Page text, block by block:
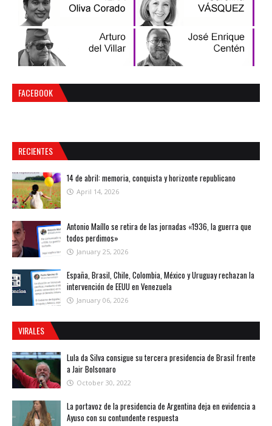
FACEBOOK
RECIENTES
14 de abril: memoria, conquista y horizonte republicano
April 14, 2026
Antonio Maíllo se retira de las jornadas «1936, la guerra que
todos perdimos»
January 25, 2026
España, Brasil, Chile, Colombia, México y Uruguay rechazan la
intervención de EEUU en Venezuela
January 06, 2026
VIRALES
Lula da Silva consigue su tercera presidencia de Brasil frente
a Jair Bolsonaro
October 30, 2022
La portavoz de la presidencia de Argentina deja en evidencia a
Ayuso con su contundente respuesta